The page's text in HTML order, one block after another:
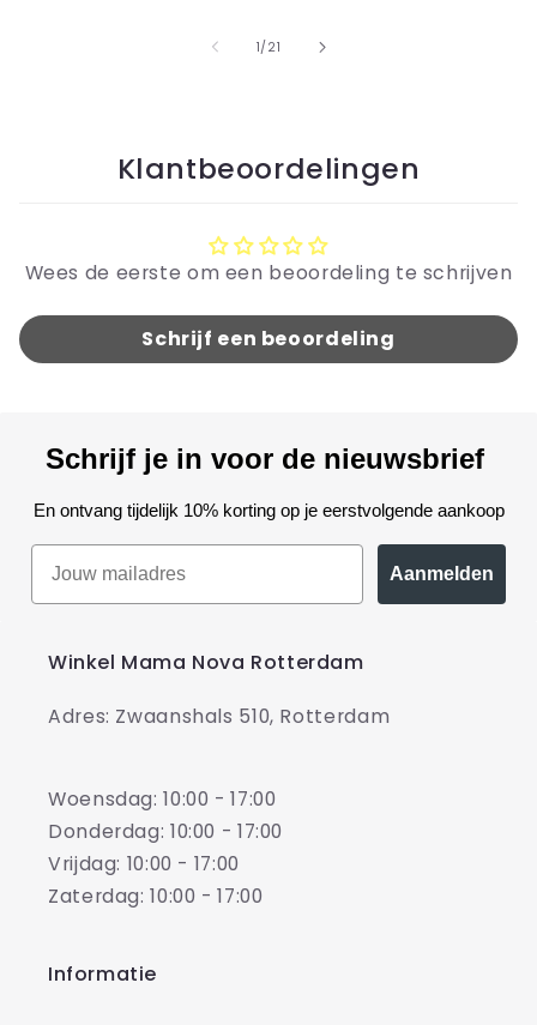
1/ van
21
Klantbeoordelingen
Wees de eerste om een beoordeling te schrijven
Schrijf een beoordeling
Schrijf je in voor de nieuwsbrief
En ontvang tijdelijk 10% korting op je eerstvolgende aankoop
Aanmelden
Winkel Mama Nova Rotterdam
Adres: Zwaanshals 510, Rotterdam
Woensdag: 10:00 - 17:00
Donderdag: 10:00 - 17:00
Vrijdag: 10:00 - 17:00
Zaterdag: 10:00 - 17:00
Informatie